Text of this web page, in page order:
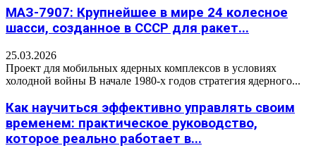
МАЗ-7907: Крупнейшее в мире 24 колесное
шасси, созданное в СССР для ракет...
25.03.2026
Проект для мобильных ядерных комплексов в условиях
холодной войны В начале 1980-х годов стратегия ядерного...
Как научиться эффективно управлять своим
временем: практическое руководство,
которое реально работает в...